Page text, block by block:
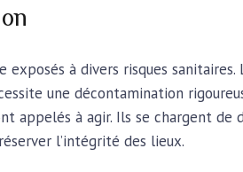
à divers risques
une décontamination
appelés à agir. Ils se chargent de
l’intégrité des lieux.